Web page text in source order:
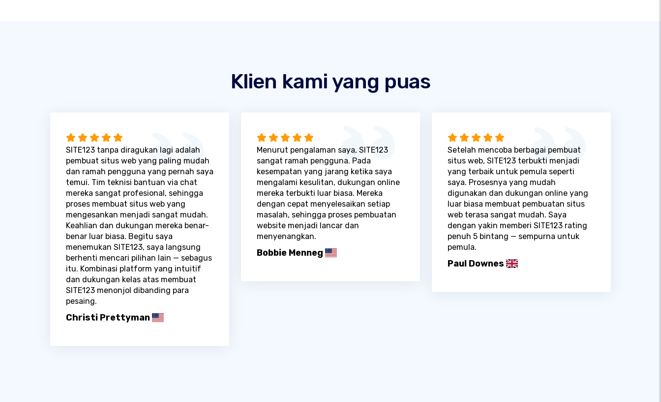
Klien kami yang puas
SITE123 tanpa diragukan lagi adalah
pembuat situs web yang paling mudah
dan ramah pengguna yang pernah saya
temui. Tim teknisi bantuan via chat
mereka sangat profesional, sehingga
proses membuat situs web yang
mengesankan menjadi sangat mudah.
Keahlian dan dukungan mereka benar-
benar luar biasa. Begitu saya
menemukan SITE123, saya langsung
berhenti mencari pilihan lain — sebagus
itu. Kombinasi platform yang intuitif
dan dukungan kelas atas membuat
SITE123 menonjol dibanding para
pesaing.
Christi Prettyman
Menurut pengalaman saya, SITE123
sangat ramah pengguna. Pada
kesempatan yang jarang ketika saya
mengalami kesulitan, dukungan online
mereka terbukti luar biasa. Mereka
dengan cepat menyelesaikan setiap
masalah, sehingga proses pembuatan
website menjadi lancar dan
menyenangkan.
Bobbie Menneg
Setelah mencoba berbagai pembuat
situs web, SITE123 terbukti menjadi
yang terbaik untuk pemula seperti
saya. Prosesnya yang mudah
digunakan dan dukungan online yang
luar biasa membuat pembuatan situs
web terasa sangat mudah. Saya
dengan yakin memberi SITE123 rating
penuh 5 bintang — sempurna untuk
pemula.
Paul Downes